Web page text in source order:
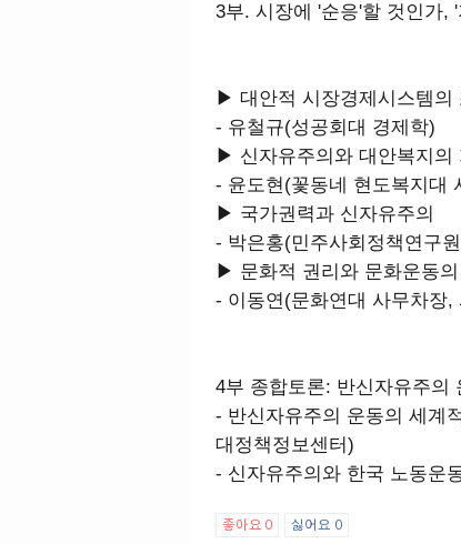
3부. 시장에 '순응'할 것인가,
▶ 대안적 시장경제시스템의
- 유철규(성공회대 경제학)
▶ 신자유주의와 대안복지의
- 윤도현(꽃동네 현도복지대
▶ 국가권력과 신자유주의
- 박은홍(민주사회정책연구
▶ 문화적 권리와 문화운동의
- 이동연(문화연대 사무차장,
4부 종합토론: 반신자유주의
- 반신자유주의 운동의 세계
대정책정보센터)
- 신자유주의와 한국 노동운
좋아요 0 싫어요 0